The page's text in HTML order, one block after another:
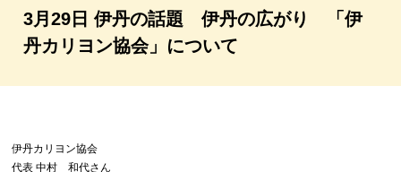
3月29日 伊丹の話題 伊丹の広がり 「伊
丹カリヨン協会」について
伊丹カリヨン協会
代表 中村 和代さん